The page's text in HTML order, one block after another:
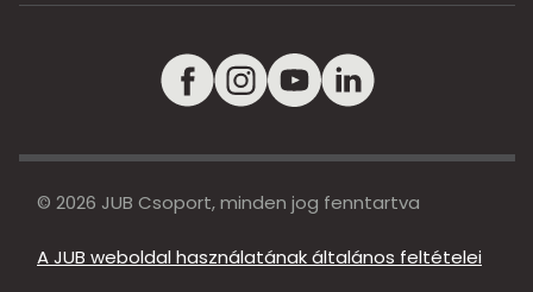
© 2026 JUB Csoport, minden jog fenntartva
A JUB weboldal használatának általános feltételei